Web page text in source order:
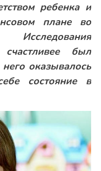
ребенка и
плане во
был
оказывалось
состояние в